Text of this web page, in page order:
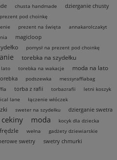
chusta handmade dzierganie chusty
prezent pod choinkę
prezent na święta
annakarolczakyt
magicloop
pomysł na prezent pod choinkę
torebka na szydełku
lato torebka na wakacje moda na lato
podszewka
messyraffiabag
torba z rafii torbazrafii letni koszyk
lane łączenie włóczek
sweter na szydełku dzierganie swetra
cekiny moda
kocyk dla dziecka
frędzle wełna
gadżety dziewiarskie
swetry swetry chmurki